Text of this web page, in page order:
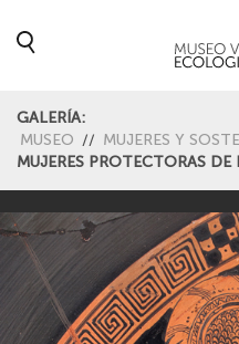
GALERÍA:
MUSEO // MUJERES Y
MUJERES PROTECTORAS